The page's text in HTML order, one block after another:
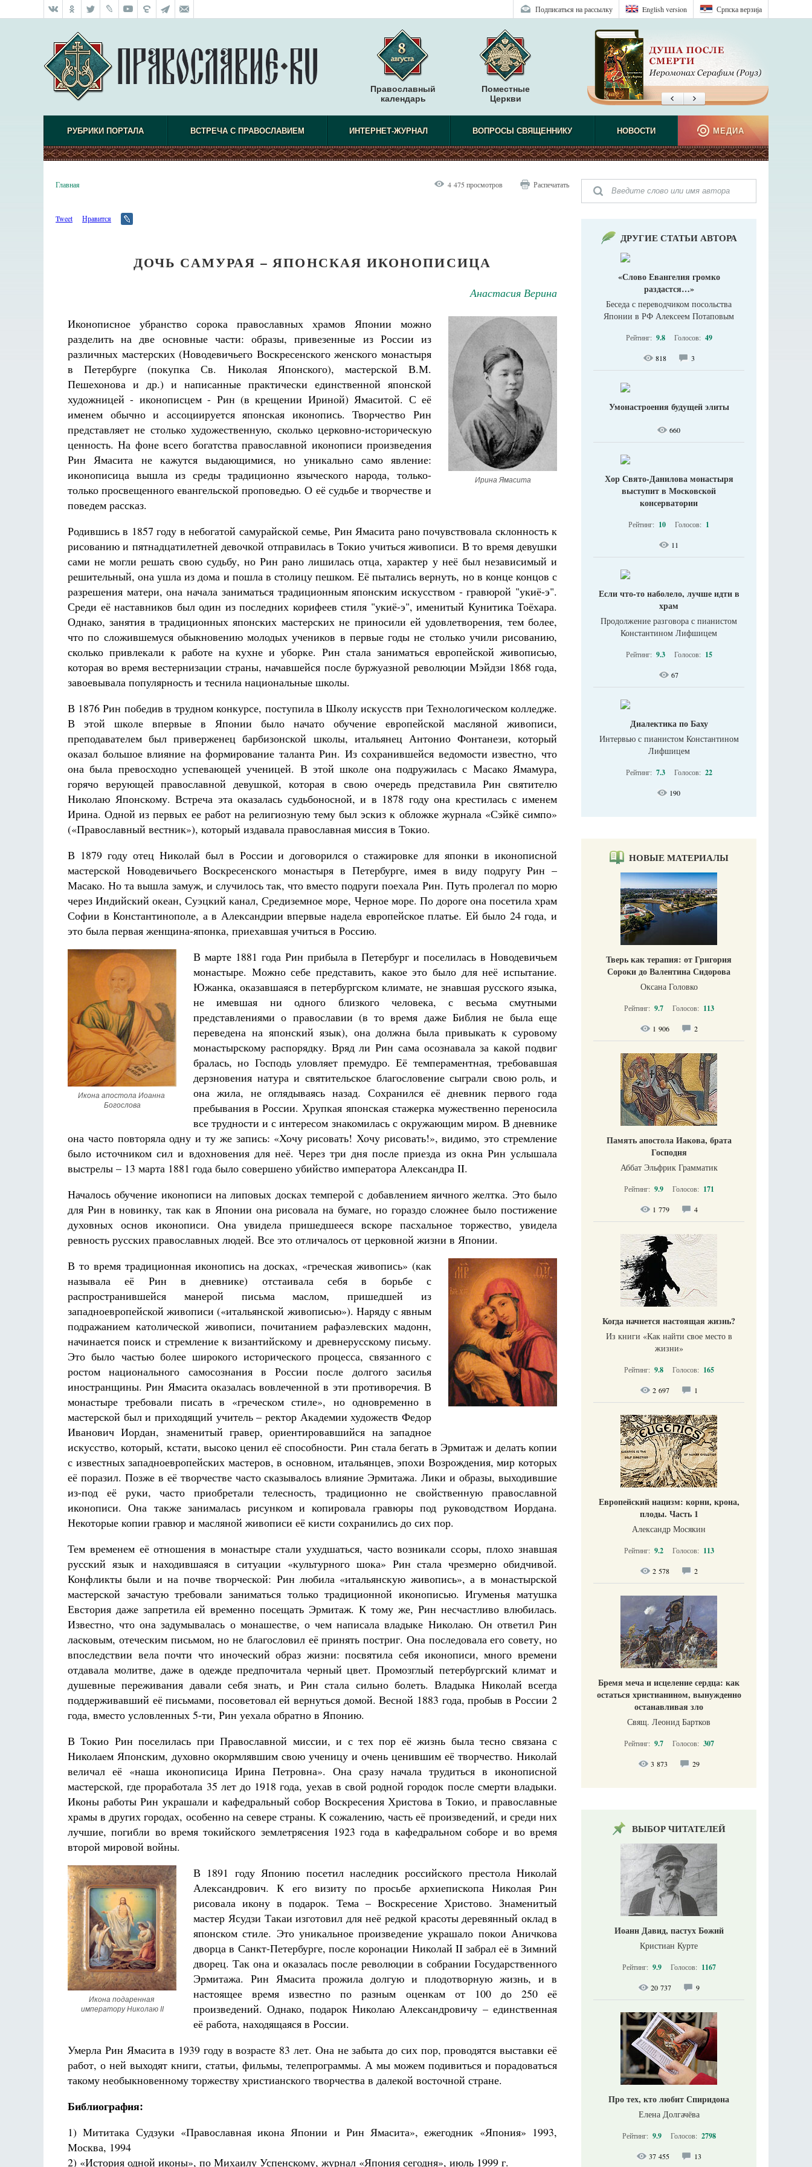
Српска верзиjа
English version
Подписаться на рассылку
Православный
календарь
Поместные
Церкви
РУБРИКИ ПОРТАЛА ВСТРЕЧА С ПРАВОСЛАВИЕМ ИНТЕРНЕТ-ЖУРНАЛ ВОПРОСЫ СВЯЩЕННИКУ НОВОСТИ МЕДИА
Главная 4 475 просмотров Распечатать
Tweet Нравится
ДОЧЬ САМУРАЯ – ЯПОНСКАЯ ИКОНОПИСИЦА
Анастасия Верина
Ирина Ямасита
Иконописное убранство сорока православных храмов Японии можно
разделить на две основные части: образы, привезенные из России из
различных мастерских (Новодевичьего Воскресенского женского монастыря
в Петербурге (покупка Св. Николая Японского), мастерской В.М.
Пешехонова и др.) и написанные практически единственной японской
художницей - иконописцем - Рин (в крещении Ириной) Ямаситой. С её
именем обычно и ассоциируется японская иконопись. Творчество Рин
представляет не столько художественную, сколько церковно-историческую
ценность. На фоне всего богатства православной иконописи произведения
Рин Ямасита не кажутся выдающимися, но уникально само явление:
иконописица вышла из среды традиционно языческого народа, только-
только просвещенного евангельской проповедью. О её судьбе и творчестве и
поведем рассказ.
Родившись в 1857 году в небогатой самурайской семье, Рин Ямасита рано почувствовала склонность к
рисованию и пятнадцатилетней девочкой отправилась в Токио учиться живописи. В то время девушки
сами не могли решать свою судьбу, но Рин рано лишилась отца, характер у неё был независимый и
решительный, она ушла из дома и пошла в столицу пешком. Её пытались вернуть, но в конце концов с
разрешения матери, она начала заниматься традиционным японским искусством - гравюрой "укиё-э".
Среди её наставников был один из последних корифеев стиля "укиё-э", именитый Кунитика Тоёхара.
Однако, занятия в традиционных японских мастерских не приносили ей удовлетворения, тем более,
что по сложившемуся обыкновению молодых учеников в первые годы не столько учили рисованию,
сколько привлекали к работе на кухне и уборке. Рин стала заниматься европейской живописью,
которая во время вестернизации страны, начавшейся после буржуазной революции Мэйдзи 1868 года,
завоевывала популярность и теснила национальные школы.
В 1876 Рин победив в трудном конкурсе, поступила в Школу искусств при Технологическом колледже.
В этой школе впервые в Японии было начато обучение европейской масляной живописи,
преподавателем был приверженец барбизонской школы, итальянец Антонио Фонтанези, который
оказал большое влияние на формирование таланта Рин. Из сохранившейся ведомости известно, что
она была превосходно успевающей ученицей. В этой школе она подружилась с Масако Ямамура,
горячо верующей православной девушкой, которая в свою очередь представила Рин святителю
Николаю Японскому. Встреча эта оказалась судьбоносной, и в 1878 году она крестилась с именем
Ирина. Одной из первых ее работ на религиозную тему был эскиз к обложке журнала «Сэйкё симпо»
(«Православный вестник»), который издавала православная миссия в Токио.
В 1879 году отец Николай был в России и договорился о стажировке для японки в иконописной
мастерской Новодевичьего Воскресенского монастыря в Петербурге, имея в виду подругу Рин –
Масако. Но та вышла замуж, и случилось так, что вместо подруги поехала Рин. Путь пролегал по морю
через Индийский океан, Суэцкий канал, Средиземное море, Черное море. По дороге она посетила храм
Софии в Константинополе, а в Александрии впервые надела европейское платье. Ей было 24 года, и
это была первая женщина-японка, приехавшая учиться в Россию.
Икона апостола Иоанна
Богослова
В марте 1881 года Рин прибыла в Петербург и поселилась в Новодевичьем
монастыре. Можно себе представить, какое это было для неё испытание.
Южанка, оказавшаяся в петербургском климате, не знавшая русского языка,
не имевшая ни одного близкого человека, с весьма смутными
представлениями о православии (в то время даже Библия не была еще
переведена на японский язык), она должна была привыкать к суровому
монастырскому распорядку. Вряд ли Рин сама осознавала за какой подвиг
бралась, но Господь уловляет премудро. Её темпераментная, требовавшая
дерзновения натура и святительское благословение сыграли свою роль, и
она жила, не оглядываясь назад. Сохранился её дневник первого года
пребывания в России. Хрупкая японская стажерка мужественно переносила
все трудности и с интересом знакомилась с окружающим миром. В дневнике
она часто повторяла одну и ту же запись: «Хочу рисовать! Хочу рисовать!», видимо, это стремление
было источником сил и вдохновения для неё. Через три дня после приезда из окна Рин услышала
выстрелы – 13 марта 1881 года было совершено убийство императора Александра II.
Началось обучение иконописи на липовых досках темперой с добавлением яичного желтка. Это было
для Рин в новинку, так как в Японии она рисовала на бумаге, но гораздо сложнее было постижение
духовных основ иконописи. Она увидела пришедшееся вскоре пасхальное торжество, увидела
ревность русских православных людей. Все это отличалось от церковной жизни в Японии.
В то время традиционная иконопись на досках, «греческая живопись» (как
называла её Рин в дневнике) отстаивала себя в борьбе с
распространившейся манерой письма маслом, пришедшей из
западноевропейской живописи («итальянской живописью»). Наряду с явным
подражанием католической живописи, почитанием рафаэлевских мадонн,
начинается поиск и стремление к византийскому и древнерусскому письму.
Это было частью более широкого исторического процесса, связанного с
ростом национального самосознания в России после долгого засилья
иностранщины. Рин Ямасита оказалась вовлеченной в эти противоречия. В
монастыре требовали писать в «греческом стиле», но одновременно в
мастерской был и приходящий учитель – ректор Академии художеств Федор
Иванович Иордан, знаменитый гравер, ориентировавшийся на западное
искусство, который, кстати, высоко ценил её способности. Рин стала бегать в Эрмитаж и делать копии
с известных западноевропейских мастеров, в основном, итальянцев, эпохи Возрождения, мир которых
её поразил. Позже в её творчестве часто сказывалось влияние Эрмитажа. Лики и образы, выходившие
из-под её руки, часто приобретали телесность, традиционно не свойственную православной
иконописи. Она также занималась рисунком и копировала гравюры под руководством Иордана.
Некоторые копии гравюр и масляной живописи её кисти сохранились до сих пор.
Тем временем её отношения в монастыре стали ухудшаться, часто возникали ссоры, плохо знавшая
русский язык и находившаяся в ситуации «культурного шока» Рин стала чрезмерно обидчивой.
Конфликты были и на почве творческой: Рин любила «итальянскую живопись», а в монастырской
мастерской зачастую требовали заниматься только традиционной иконописью. Игуменья матушка
Евстория даже запретила ей временно посещать Эрмитаж. К тому же, Рин несчастливо влюбилась.
Известно, что она задумывалась о монашестве, о чем написала владыке Николаю. Он ответил Рин
ласковым, отеческим письмом, но не благословил её принять постриг. Она последовала его совету, но
впоследствии вела почти что иноческий образ жизни: посвятила себя иконописи, много времени
отдавала молитве, даже в одежде предпочитала черный цвет. Промозглый петербургский климат и
душевные переживания давали себя знать, и Рин стала сильно болеть. Владыка Николай всегда
поддерживавший её письмами, посоветовал ей вернуться домой. Весной 1883 года, пробыв в России 2
года, вместо условленных 5-ти, Рин уехала обратно в Японию.
В Токио Рин поселилась при Православной миссии, и с тех пор её жизнь была тесно связана с
Николаем Японским, духовно окормлявшим свою ученицу и очень ценившим её творчество. Николай
величал её «наша иконописица Ирина Петровна». Она сразу начала трудиться в иконописной
мастерской, где проработала 35 лет до 1918 года, уехав в свой родной городок после смерти владыки.
Иконы работы Рин украшали и кафедральный собор Воскресения Христова в Токио, и православные
храмы в других городах, особенно на севере страны. К сожалению, часть её произведений, и среди них
лучшие, погибли во время токийского землетрясения 1923 года в кафедральном соборе и во время
второй мировой войны.
Икона подаренная
императору Николаю II
В 1891 году Японию посетил наследник российского престола Николай
Александрович. К его визиту по просьбе архиепископа Николая Рин
рисовала икону в подарок. Тема – Воскресение Христово. Знаменитый
мастер Ясудзи Такаи изготовил для неё редкой красоты деревянный оклад в
японском стиле. Это уникальное произведение украшало покои Аничкова
дворца в Санкт-Петербурге, после коронации Николай II забрал её в Зимний
дворец. Так она и оказалась после революции в собрании Государственного
Эрмитажа. Рин Ямасита прожила долгую и плодотворную жизнь, и в
настоящее время известно по разным оценкам от 100 до 250 её
произведений. Однако, подарок Николаю Александровичу – единственная
её работа, находящаяся в России.
Умерла Рин Ямасита в 1939 году в возрасте 83 лет. Она не забыта до сих пор, проводятся выставки её
работ, о ней выходят книги, статьи, фильмы, телепрограммы. А мы можем подивиться и порадоваться
такому необыкновенному торжеству христианского творчества в далекой восточной стране.
Библиография:
1) Мититака Судзуки «Православная икона Японии и Рин Ямасита», ежегодник «Япония» 1993,
Москва, 1994
2) «История одной иконы», по Михаилу Успенскому, журнал «Япония сегодня», июль 1999 г.
ДРУГИЕ СТАТЬИ АВТОРА
«Слово Евангелия громко
раздастся…»
Беседа с переводчиком посольства
Японии в РФ Алексеем Потаповым
Рейтинг: 9.8 Голосов: 49
818 3
Умонастроения будущей элиты
660
Хор Свято-Данилова монастыря
выступит в Московской
консерватории
Рейтинг: 10 Голосов: 1
11
Если что-то наболело, лучше идти в
храм
Продолжение разговора с пианистом
Константином Лифшицем
Рейтинг: 9.3 Голосов: 15
67
Диалектика по Баху
Интервью с пианистом Константином
Лифшицем
Рейтинг: 7.3 Голосов: 22
190
НОВЫЕ МАТЕРИАЛЫ
Тверь как терапия: от Григория
Сороки до Валентина Сидорова
Оксана Головко
Рейтинг: 9.7 Голосов: 113
1 906 2
Память апостола Иакова, брата
Господня
Аббат Эльфрик Грамматик
Рейтинг: 9.9 Голосов: 171
1 779 4
Когда начнется настоящая жизнь?
Из книги «Как найти свое место в
жизни​»
Рейтинг: 9.8 Голосов: 165
2 697 1
Европейский нацизм: корни, крона,
плоды. Часть 1
Александр Мосякин
Рейтинг: 9.2 Голосов: 113
2 578 2
Бремя меча и исцеление сердца: как
остаться христианином, вынужденно
останавливая зло
Свящ. Леонид Бартков
Рейтинг: 9.7 Голосов: 307
3 873 29
ВЫБОР ЧИТАТЕЛЕЙ
Иоанн Давид, пастух Божий
Кристиан Курте
Рейтинг: 9.9 Голосов: 1167
20 737 9
Про тех, кто любит Спиридона
Елена Долгачёва
Рейтинг: 9.9 Голосов: 2798
37 455 13